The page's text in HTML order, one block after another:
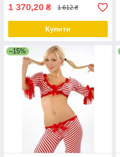
1 370,20 ₴ 1 612 ₴
Купити
–15%